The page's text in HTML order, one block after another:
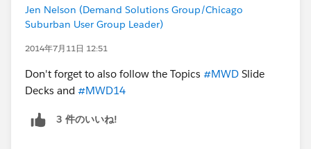
Jen Nelson (Demand Solutions Group/Chicago
Suburban User Group Leader)
2014年7月11日 12:51
Don't forget to also follow the Topics #MWD Slide
Decks and #MWD14
3 件のいいね!